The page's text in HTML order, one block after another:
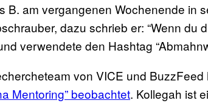
B. am vergangenen Wochenende in
dazu schrieb er: “Wenn du
verwendete den Hashtag
von VICE und BuzzFeed
Mentoring” beobachtet. Kollegah ist